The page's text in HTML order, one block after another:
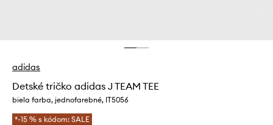
adidas
Detské tričko adidas J TEAM TEE
biela farba, jednofarebné, IT5056
*-15 % s kódom: SALE